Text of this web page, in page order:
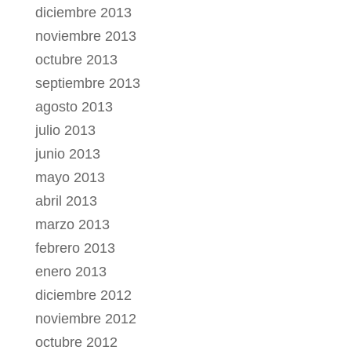
diciembre 2013
noviembre 2013
octubre 2013
septiembre 2013
agosto 2013
julio 2013
junio 2013
mayo 2013
abril 2013
marzo 2013
febrero 2013
enero 2013
diciembre 2012
noviembre 2012
octubre 2012